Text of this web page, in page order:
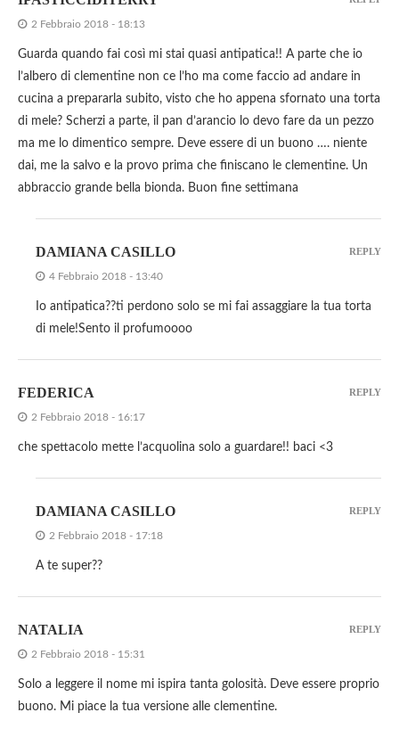
2 Febbraio 2018 - 18:13
Guarda quando fai così mi stai quasi antipatica!! A parte che io
l’albero di clementine non ce l’ho ma come faccio ad andare in
cucina a prepararla subito, visto che ho appena sfornato una torta
di mele? Scherzi a parte, il pan d’arancio lo devo fare da un pezzo
ma me lo dimentico sempre. Deve essere di un buono …. niente
dai, me la salvo e la provo prima che finiscano le clementine. Un
abbraccio grande bella bionda. Buon fine settimana
DAMIANA CASILLO
4 Febbraio 2018 - 13:40
Io antipatica??ti perdono solo se mi fai assaggiare la tua torta
di mele!Sento il profumoooo
REPLY
FEDERICA
2 Febbraio 2018 - 16:17
che spettacolo mette l’acquolina solo a guardare!! baci <3
REPLY
DAMIANA CASILLO
2 Febbraio 2018 - 17:18
A te super??
REPLY
NATALIA
2 Febbraio 2018 - 15:31
Solo a leggere il nome mi ispira tanta golosità. Deve essere proprio
buono. Mi piace la tua versione alle clementine.
REPLY